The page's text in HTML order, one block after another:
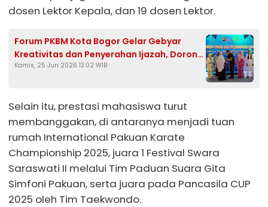
dosen Lektor Kepala, dan 19 dosen Lektor.
Forum PKBM Kota Bogor Gelar Gebyar
Kreativitas dan Penyerahan Ijazah, Dorong
Penguatan Pendidikan Kesetaraan
Kamis, 25 Jun 2026 13:02 WIB
Selain itu, prestasi mahasiswa turut
membanggakan, di antaranya menjadi tuan
rumah International Pakuan Karate
Championship 2025, juara 1 Festival Swara
Saraswati II melalui Tim Paduan Suara Gita
Simfoni Pakuan, serta juara pada Pancasila CUP
2025 oleh Tim Taekwondo.